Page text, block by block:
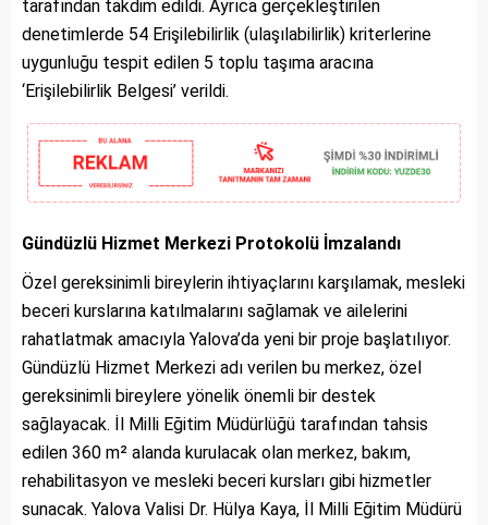
tarafından takdim edildi. Ayrıca gerçekleştirilen
denetimlerde 54 Erişilebilirlik (ulaşılabilirlik) kriterlerine
uygunluğu tespit edilen 5 toplu taşıma aracına
‘Erişilebilirlik Belgesi’ verildi.
Gündüzlü Hizmet Merkezi Protokolü İmzalandı
Özel gereksinimli bireylerin ihtiyaçlarını karşılamak, mesleki
beceri kurslarına katılmalarını sağlamak ve ailelerini
rahatlatmak amacıyla Yalova’da yeni bir proje başlatılıyor.
Gündüzlü Hizmet Merkezi adı verilen bu merkez, özel
gereksinimli bireylere yönelik önemli bir destek
sağlayacak. İl Milli Eğitim Müdürlüğü tarafından tahsis
edilen 360 m² alanda kurulacak olan merkez, bakım,
rehabilitasyon ve mesleki beceri kursları gibi hizmetler
sunacak. Yalova Valisi Dr. Hülya Kaya, İl Milli Eğitim Müdürü